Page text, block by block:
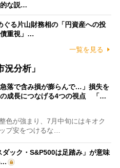
な説…
ぐる片山財務相の「円資産への投
重視」…
一覧を見る
分析」
急落で含み損が膨らんで…」損失を
の成長につなげる4つの視点 「…
色が強まり、7月中旬にはキオク
プ安をつけるな…
ダック・S&P500は足踏み」が意味
…